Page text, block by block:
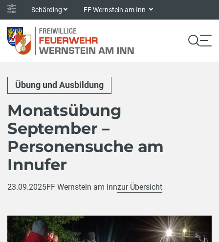
Schärding FF Wernstein am Inn
Übung und Ausbildung
Monatsübung
September –
Personensuche am
Innufer
23.09.2025FF Wernstein am Innzur Übersicht